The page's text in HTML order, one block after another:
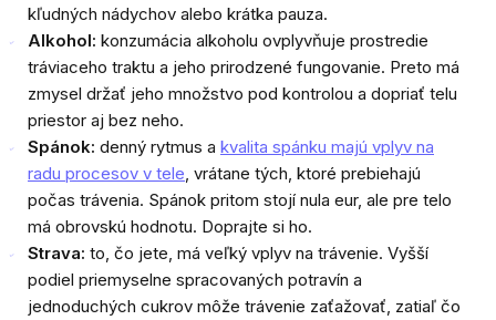
kľudných nádychov alebo krátka pauza.
Alkohol: konzumácia alkoholu ovplyvňuje prostredie
tráviaceho traktu a jeho prirodzené fungovanie. Preto má
zmysel držať jeho množstvo pod kontrolou a dopriať telu
priestor aj bez neho.
Spánok: denný rytmus a kvalita spánku majú vplyv na
radu procesov v tele , vrátane tých, ktoré prebiehajú
počas trávenia. Spánok pritom stojí nula eur, ale pre telo
má obrovskú hodnotu. Doprajte si ho.
Strava: to, čo jete, má veľký vplyv na trávenie. Vyšší
podiel priemyselne spracovaných potravín a
jednoduchých cukrov môže trávenie zaťažovať, zatiaľ čo